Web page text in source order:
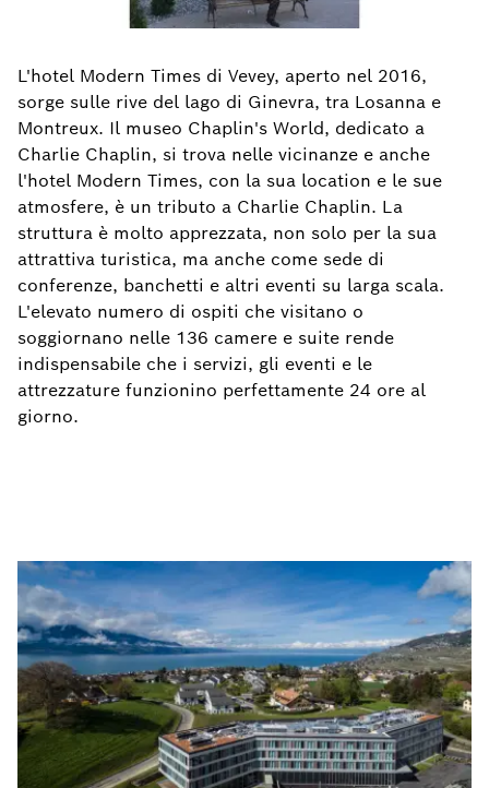
L'hotel Modern Times di Vevey, aperto nel 2016,
sorge sulle rive del lago di Ginevra, tra Losanna e
Montreux. Il museo Chaplin's World, dedicato a
Charlie Chaplin, si trova nelle vicinanze e anche
l'hotel Modern Times, con la sua location e le sue
atmosfere, è un tributo a Charlie Chaplin. La
struttura è molto apprezzata, non solo per la sua
attrattiva turistica, ma anche come sede di
conferenze, banchetti e altri eventi su larga scala.
L'elevato numero di ospiti che visitano o
soggiornano nelle 136 camere e suite rende
indispensabile che i servizi, gli eventi e le
attrezzature funzionino perfettamente 24 ore al
giorno.